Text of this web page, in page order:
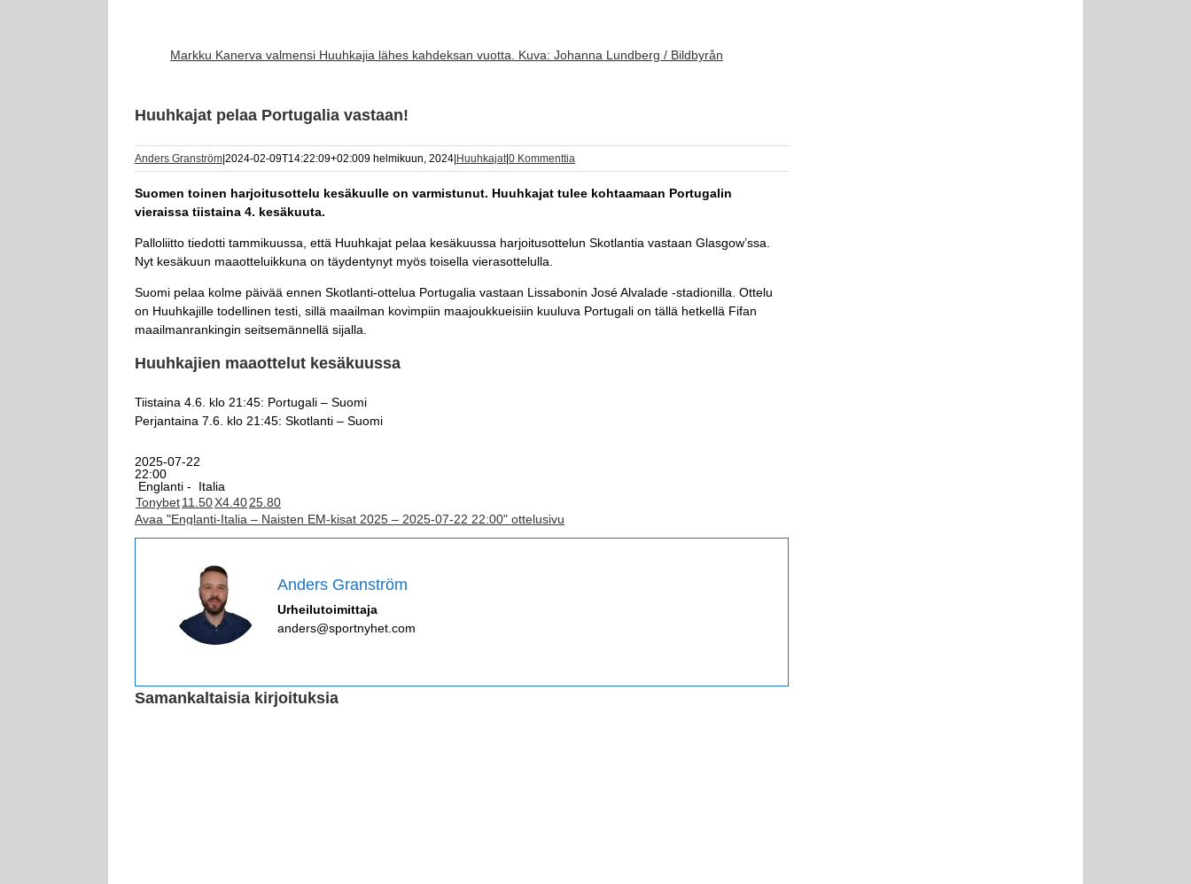
Markku Kanerva valmensi Huuhkajia lähes kahdeksan vuotta. Kuva: Johanna Lundberg / Bildbyrån
Huuhkajat pelaa Portugalia vastaan!
Anders Granström 2024-02-09T14:22:09+02:009 helmikuun, 2024 Huuhkajat|0 Kommenttia
Suomen toinen harjoitusottelu kesäkuulle on varmistunut. Huuhkajat tulee kohtaamaan Portugalin
vieraissa tiistaina 4. kesäkuuta.
Palloliitto tiedotti tammikuussa, että Huuhkajat pelaa kesäkuussa harjoitusottelun Skotlantia vastaan Glasgow’ssa.
Nyt kesäkuun maaotteluikkuna on täydentynyt myös toisella vierasottelulla.
Suomi pelaa kolme päivää ennen Skotlanti-ottelua Portugalia vastaan Lissabonin José Alvalade -stadionilla. Ottelu
on Huuhkajille todellinen testi, sillä maailman kovimpiin maajoukkueisiin kuuluva Portugali on tällä hetkellä Fifan
maailmanrankingin seitsemännellä sijalla.
Huuhkajien maaottelut kesäkuussa
Tiistaina 4.6. klo 21:45: Portugali – Suomi
Perjantaina 7.6. klo 21:45: Skotlanti – Suomi
2025-07-22
22:00
Englanti -
Italia
Tonybet11.50X4.4025.80
Avaa "Englanti-Italia – Naisten EM-kisat 2025 – 2025-07-22 22:00" ottelusivu
Anders Granström
Urheilutoimittaja
anders@sportnyhet.com
Samankaltaisia kirjoituksia